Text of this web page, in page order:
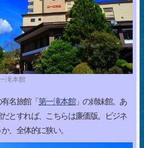
滝本館
名旅館「 第一滝本館」の姉妹館。あ
とすれば、こちらは廉価版。ビジネ
、全体的に狭い。